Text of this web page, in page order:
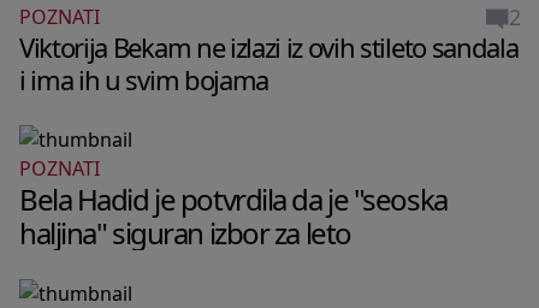
POZNATI 2
Viktorija Bekam ne izlazi iz ovih stileto sandala
i ima ih u svim bojama
POZNATI
Bela Hadid je potvrdila da je "seoska
haljina" siguran izbor za leto